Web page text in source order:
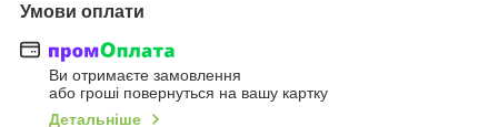
Умови оплати
Ви отримаєте замовлення
або гроші повернуться на вашу картку
Детальніше